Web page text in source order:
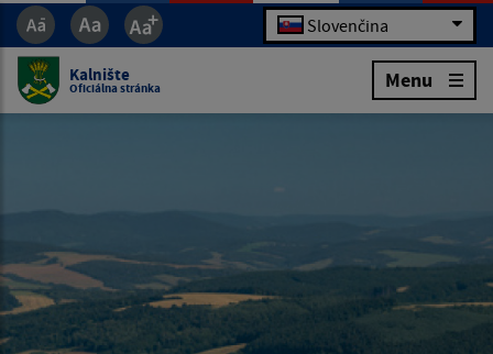
Slovenčina
Kalnište
Oficiálna stránka Menu